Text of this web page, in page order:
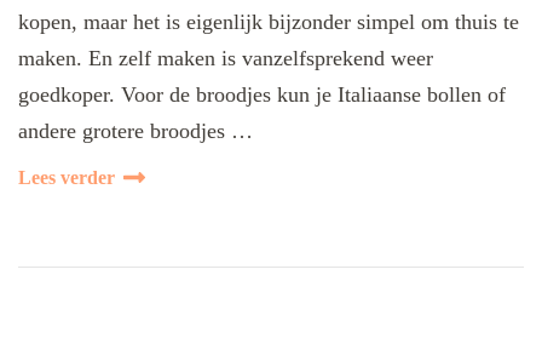
kopen, maar het is eigenlijk bijzonder simpel om thuis te
maken. En zelf maken is vanzelfsprekend weer
goedkoper. Voor de broodjes kun je Italiaanse bollen of
andere grotere broodjes …
Lees verder